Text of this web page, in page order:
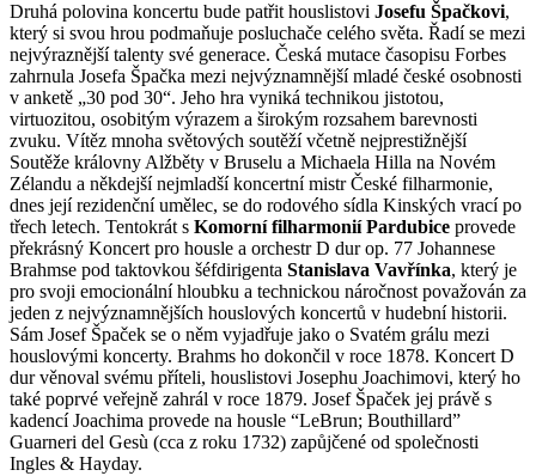
Druhá polovina koncertu bude patřit houslistovi Josefu Špačkovi,
který si svou hrou podmaňuje posluchače celého světa. Řadí se mezi
nejvýraznější talenty své generace. Česká mutace časopisu Forbes
zahrnula Josefa Špačka mezi nejvýznamnější mladé české osobnosti
v anketě „30 pod 30“. Jeho hra vyniká technikou jistotou,
virtuozitou, osobitým výrazem a širokým rozsahem barevnosti
zvuku. Vítěz mnoha světových soutěží včetně nejprestižnější
Soutěže královny Alžběty v Bruselu a Michaela Hilla na Novém
Zélandu a někdejší nejmladší koncertní mistr České filharmonie,
dnes její rezidenční umělec, se do rodového sídla Kinských vrací po
třech letech. Tentokrát s Komorní filharmonií Pardubice provede
překrásný Koncert pro housle a orchestr D dur op. 77 Johannese
Brahmse pod taktovkou šéfdirigenta Stanislava Vavřínka, který je
pro svoji emocionální hloubku a technickou náročnost považován za
jeden z nejvýznamnějších houslových koncertů v hudební historii.
Sám Josef Špaček se o něm vyjadřuje jako o Svatém grálu mezi
houslovými koncerty. Brahms ho dokončil v roce 1878. Koncert D
dur věnoval svému příteli, houslistovi Josephu Joachimovi, který ho
také poprvé veřejně zahrál v roce 1879. Josef Špaček jej právě s
kadencí Joachima provede na housle “LeBrun; Bouthillard”
Guarneri del Gesù (cca z roku 1732) zapůjčené od společnosti
Ingles & Hayday.